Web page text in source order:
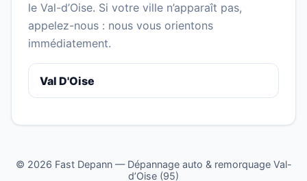
le Val-d’Oise. Si votre ville n’apparaît pas,
appelez-nous : nous vous orientons
immédiatement.
Val D'Oise
© 2026 Fast Depann — Dépannage auto & remorquage Val-
d’Oise (95)